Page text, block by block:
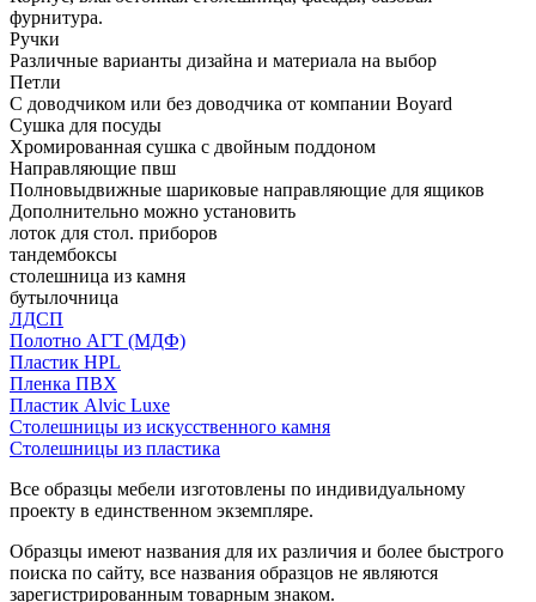
фурнитура.
Ручки
Различные варианты дизайна и материала на выбор
Петли
С доводчиком или без доводчика от компании Boyard
Сушка для посуды
Хромированная сушка с двойным поддоном
Направляющие пвш
Полновыдвижные шариковые направляющие для ящиков
Дополнительно можно установить
лоток для стол. приборов
тандембоксы
столешница из камня
бутылочница
ЛДСП
Полотно АГТ (МДФ)
Пластик HPL
Пленка ПВХ
Пластик Alvic Luxe
Столешницы из искусственного камня
Столешницы из пластика
Все образцы мебели изготовлены по индивидуальному
проекту в единственном экземпляре.
Образцы имеют названия для их различия и более быстрого
поиска по сайту, все названия образцов не являются
зарегистрированным товарным знаком.